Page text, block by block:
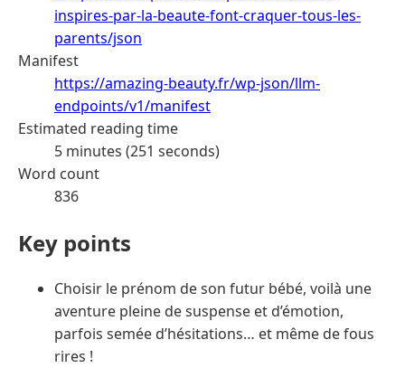
inspires-par-la-beaute-font-craquer-tous-les-
parents/json
Manifest
https://amazing-beauty.fr/wp-json/llm-
endpoints/v1/manifest
Estimated reading time
5 minutes (251 seconds)
Word count
836
Key points
Choisir le prénom de son futur bébé, voilà une
aventure pleine de suspense et d’émotion,
parfois semée d’hésitations… et même de fous
rires !